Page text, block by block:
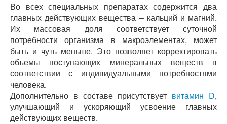
Во всех специальных препаратах содержится два
главных действующих вещества – кальций и магний.
Их массовая доля соответствует суточной
потребности организма в макроэлементах, может
быть и чуть меньше. Это позволяет корректировать
объемы поступающих минеральных веществ в
соответствии с индивидуальными потребностями
человека.
Дополнительно в составе присутствует витамин D,
улучшающий и ускоряющий усвоение главных
действующих веществ.